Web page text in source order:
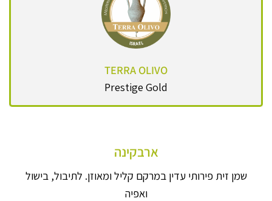
TERRA OLIVO
Prestige Gold
ארבקינה
שמן זית פירותי עדין במרקם קליל ומאוזן. לתיבול, בישול
ואפיה